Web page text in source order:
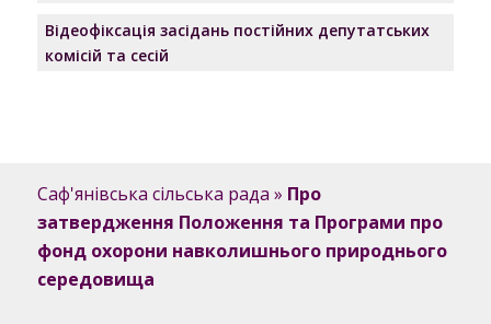
Відеофіксація засідань постійних депутатських
комісій та сесій
Саф'янівська сільська рада » Про
затвердження Положення та Програми про
фонд охорони навколишнього природнього
середовища